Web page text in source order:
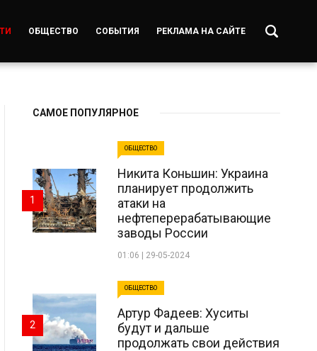
ОБЩЕСТВО СОБЫТИЯ РЕКЛАМА НА САЙТЕ
САМОЕ ПОПУЛЯРНОЕ
ОБЩЕСТВО
Никита Коньшин: Украина
планирует продолжить
атаки на
нефтеперерабатывающие
заводы России
01:06 | 29-05-2024
1
ОБЩЕСТВО
Артур Фадеев: Хуситы
будут и дальше
продолжать свои действия
2